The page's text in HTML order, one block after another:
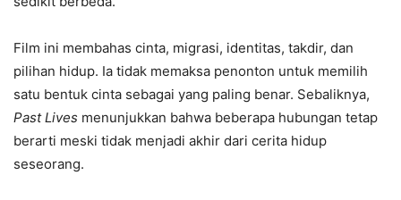
Film ini membahas cinta, migrasi, identitas, takdir, dan
pilihan hidup. Ia tidak memaksa penonton untuk memilih
satu bentuk cinta sebagai yang paling benar. Sebaliknya,
Past Lives menunjukkan bahwa beberapa hubungan tetap
berarti meski tidak menjadi akhir dari cerita hidup
seseorang.